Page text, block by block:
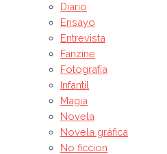
Diario
Ensayo
Entrevista
Fanzine
Fotografía
Infantil
Magia
Novela
Novela gráfica
No ficcion